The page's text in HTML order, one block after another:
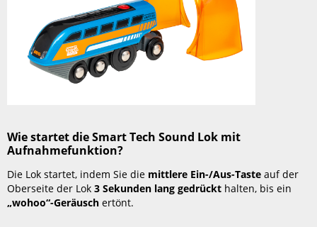
die
Smart
Tech
Sound
Batteriewechsel
startet
die
Smart
Wie startet die Smart Tech Sound Lok mit
Aufnahmefunktion?
Die Lok startet, indem Sie die mittlere Ein-/Aus-Taste auf der
Oberseite der Lok3 Sekunden lang gedrückt halten, bis ein
„wohoo“-Geräusch ertönt.